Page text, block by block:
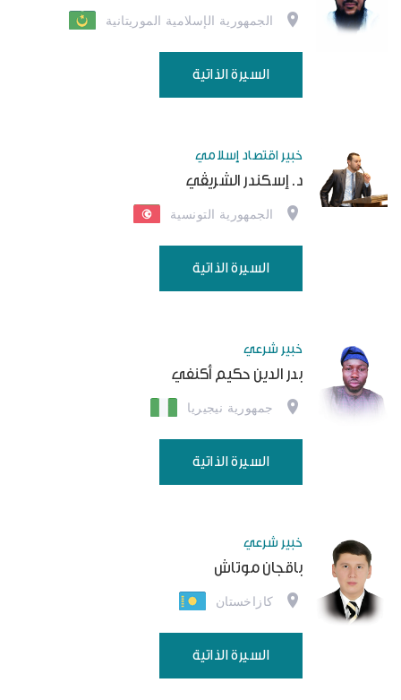
الجمهورية الإسلامية الموريتانية
السيرة الذاتية
خبير اقتصاد إسلامي
د. إسكندر الشريڤي
الجمهورية التونسية
السيرة الذاتية
خبير شرعي
بدر الدين حكيم أكنفي
جمهورية نيجيريا
السيرة الذاتية
خبير شرعي
باقجان موتاش
كازاخستان
السيرة الذاتية